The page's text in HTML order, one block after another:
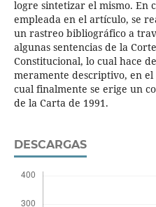
logre sintetizar el mismo. En
empleada en el artículo, se
un rastreo bibliográfico a
algunas sentencias de la Corte
Constitucional, lo cual hace
meramente descriptivo, en el
cual finalmente se erige un
de la Carta de 1991.
DESCARGAS